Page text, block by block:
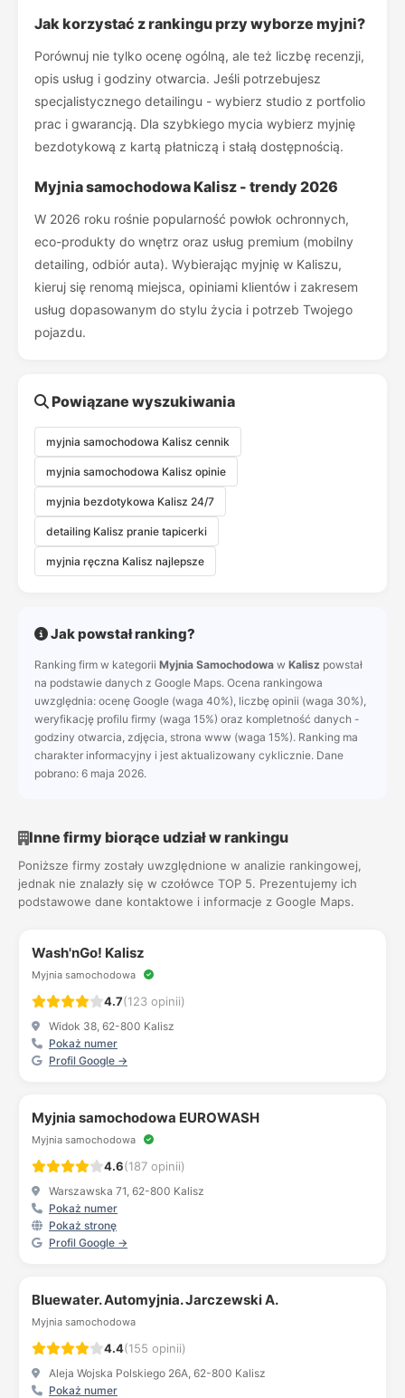
Jak korzystać z rankingu przy wyborze myjni?
Porównuj nie tylko ocenę ogólną, ale też liczbę recenzji,
opis usług i godziny otwarcia. Jeśli potrzebujesz
specjalistycznego detailingu - wybierz studio z portfolio
prac i gwarancją. Dla szybkiego mycia wybierz myjnię
bezdotykową z kartą płatniczą i stałą dostępnością.
Myjnia samochodowa Kalisz - trendy 2026
W 2026 roku rośnie popularność powłok ochronnych,
eco-produkty do wnętrz oraz usług premium (mobilny
detailing, odbiór auta). Wybierając myjnię w Kaliszu,
kieruj się renomą miejsca, opiniami klientów i zakresem
usług dopasowanym do stylu życia i potrzeb Twojego
pojazdu.
Powiązane wyszukiwania
myjnia samochodowa Kalisz cennik
myjnia samochodowa Kalisz opinie
myjnia bezdotykowa Kalisz 24/7
detailing Kalisz pranie tapicerki
myjnia ręczna Kalisz najlepsze
Jak powstał ranking?
Ranking firm w kategorii Myjnia Samochodowa w Kalisz powstał
na podstawie danych z Google Maps. Ocena rankingowa
uwzględnia: ocenę Google (waga 40%), liczbę opinii (waga 30%),
weryfikację profilu firmy (waga 15%) oraz kompletność danych -
godziny otwarcia, zdjęcia, strona www (waga 15%). Ranking ma
charakter informacyjny i jest aktualizowany cyklicznie. Dane
pobrano: 6 maja 2026.
Inne firmy biorące udział w rankingu
Poniższe firmy zostały uwzględnione w analizie rankingowej,
jednak nie znalazły się w czołówce TOP 5. Prezentujemy ich
podstawowe dane kontaktowe i informacje z Google Maps.
Wash'nGo! Kalisz
Myjnia samochodowa
4.7(123 opinii)
Widok 38, 62-800 Kalisz
Pokaż numer
Profil Google →
Myjnia samochodowa EUROWASH
Myjnia samochodowa
4.6(187 opinii)
Warszawska 71, 62-800 Kalisz
Pokaż numer
Pokaż stronę
Profil Google →
Bluewater. Automyjnia. Jarczewski A.
Myjnia samochodowa
4.4(155 opinii)
Aleja Wojska Polskiego 26A, 62-800 Kalisz
Pokaż numer